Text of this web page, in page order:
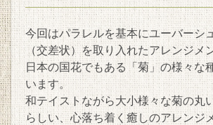
今回はパラレルを基本にユーバーシ
（交差状）を取り入れたアレンジメ
日本の国花でもある「菊」の様々な
います。
和テイストながら大小様々な菊の丸
らしい、心落ち着く癒しのアレンジ